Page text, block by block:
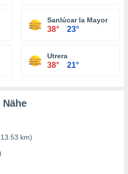
Sanlúcar la Mayor
38° 23°
Utrera
38° 21°
km)